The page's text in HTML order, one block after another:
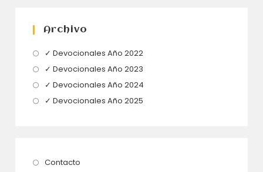
Archivo
✓ Devocionales Año 2022Se
✓ Devocionales Año 2023
abre
✓ Devocionales Año 2024
✓ Devocionales Año 2025
Contacto